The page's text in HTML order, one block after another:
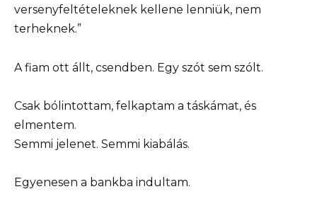
versenyfeltételeknek kellene lenniük, nem
terheknek.”
A fiam ott állt, csendben. Egy szót sem szólt.
Csak bólintottam, felkaptam a táskámat, és
elmentem.
Semmi jelenet. Semmi kiabálás.
Egyenesen a bankba indultam.